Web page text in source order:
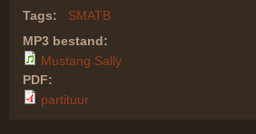
Tags:
SMATB
MP3 bestand:
Mustang Sally
PDF:
partituur